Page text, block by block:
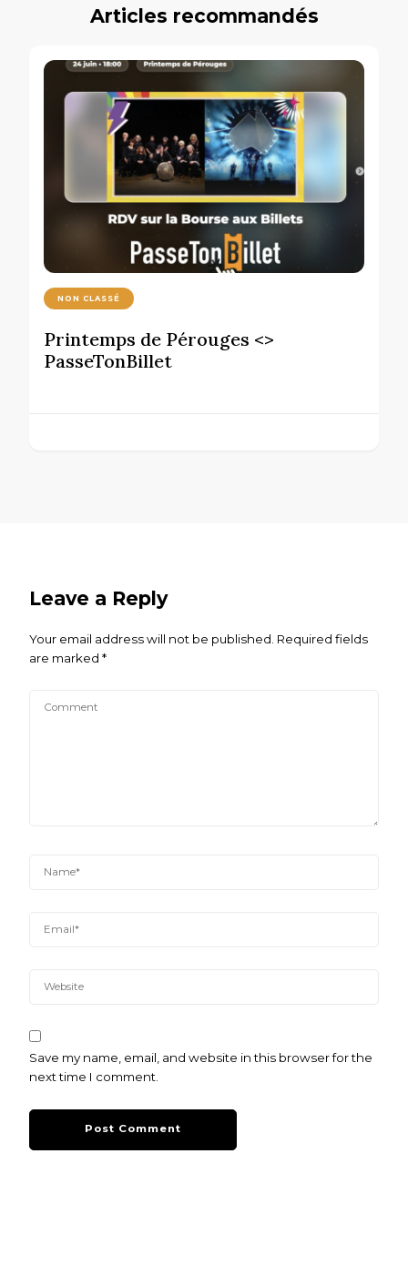
Articles recommandés
NON CLASSÉ
Printemps de Pérouges <>
PasseTonBillet
Leave a Reply
Your email address will not be published. Required fields
are marked *
Save my name, email, and website in this browser for the
next time I comment.